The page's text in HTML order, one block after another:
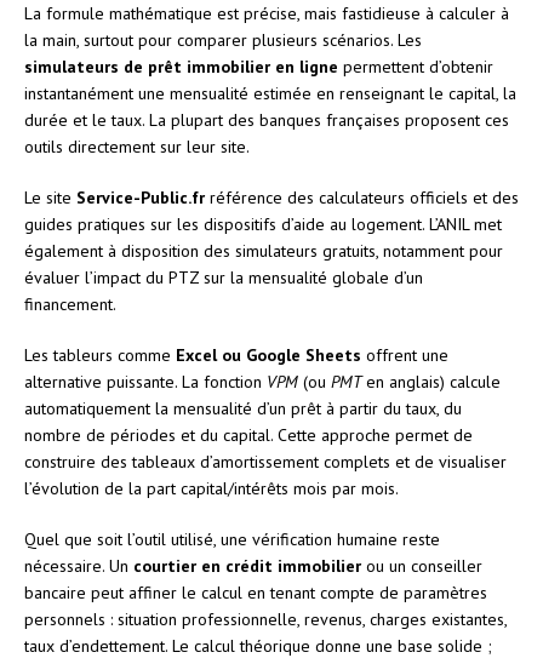
La formule mathématique est précise, mais fastidieuse à calculer à
la main, surtout pour comparer plusieurs scénarios. Les
simulateurs de prêt immobilier en ligne permettent d’obtenir
instantanément une mensualité estimée en renseignant le capital, la
durée et le taux. La plupart des banques françaises proposent ces
outils directement sur leur site.
Le site Service-Public.fr référence des calculateurs officiels et des
guides pratiques sur les dispositifs d’aide au logement. L’ANIL met
également à disposition des simulateurs gratuits, notamment pour
évaluer l’impact du PTZ sur la mensualité globale d’un
financement.
Les tableurs comme Excel ou Google Sheets offrent une
alternative puissante. La fonction VPM (ou PMTen anglais) calcule
automatiquement la mensualité d’un prêt à partir du taux, du
nombre de périodes et du capital. Cette approche permet de
construire des tableaux d’amortissement complets et de visualiser
l’évolution de la part capital/intérêts mois par mois.
Quel que soit l’outil utilisé, une vérification humaine reste
nécessaire. Un courtier en crédit immobilier ou un conseiller
bancaire peut affiner le calcul en tenant compte de paramètres
personnels : situation professionnelle, revenus, charges existantes,
taux d’endettement. Le calcul théorique donne une base solide ;